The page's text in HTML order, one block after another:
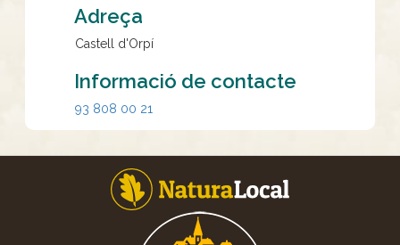
Adreça
Castell d'Orpí
Informació de contacte
93 808 00 21